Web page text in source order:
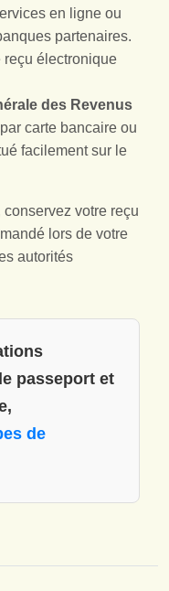
en ligne ou
partenaires.
reçu électronique
des Revenus
carte bancaire ou
facilement sur le
votre reçu
lors de votre
autorités
passeport et
de